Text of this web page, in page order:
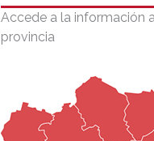
Accede a la información
provincia